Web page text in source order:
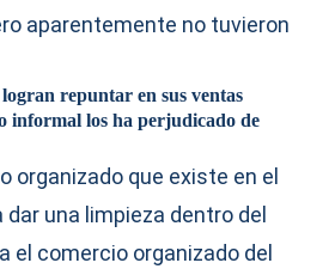
aparentemente no tuvieron
repuntar en sus ventas
informal los ha perjudicado de
organizado que existe en el
una limpieza dentro del
el comercio organizado del